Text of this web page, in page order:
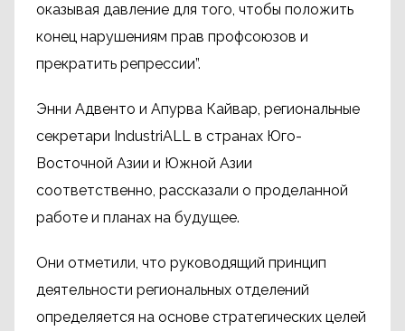
оказывая давление для того, чтобы положить
конец нарушениям прав профсоюзов и
прекратить репрессии”.
Энни Адвенто и Апурва Кайвар, региональные
секретари IndustriALL в странах Юго-
Восточной Азии и Южной Азии
соответственно, рассказали о проделанной
работе и планах на будущее.
Они отметили, что руководящий принцип
деятельности региональных отделений
определяется на основе стратегических целей